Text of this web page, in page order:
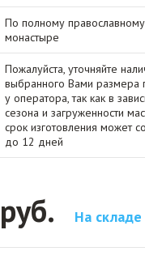
По полному
монастыре
Пожалуйста, уточняйте
выбранного Вами размера
у оператора, так как в
сезона и загруженности
срок изготовления может
до 12 дней
На складе